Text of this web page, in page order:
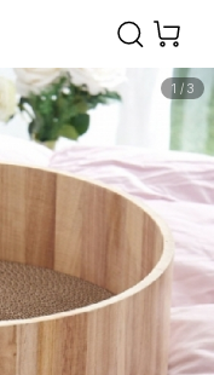
1 / 3